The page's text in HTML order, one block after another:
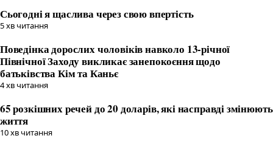
Сьогодні я щаслива через свою впертість
5хв читання
Поведінка дорослих чоловіків навколо 13-річної
Північної Заходу викликає занепокоєння щодо
батьківства Кім та Каньє
4хв читання
65 розкішних речей до 20 доларів, які насправді змінюють
життя
10хв читання